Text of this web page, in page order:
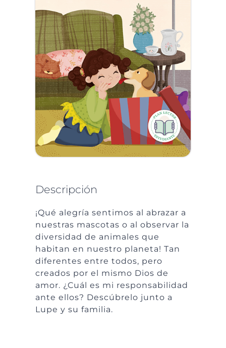
Descripción
¡Qué alegría sentimos al abrazar a
nuestras mascotas o al observar la
diversidad de animales que
habitan en nuestro planeta! Tan
diferentes entre todos, pero
creados por el mismo Dios de
amor. ¿Cuál es mi responsabilidad
ante ellos? Descúbrelo junto a
Lupe y su familia.